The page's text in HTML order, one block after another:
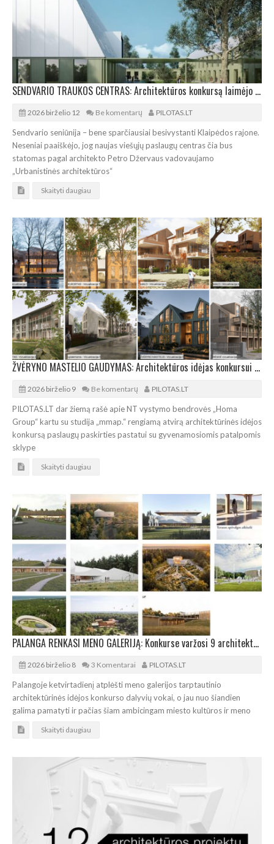
SENDVARIO TRAUKOS CENTRAS: Architektūros konkursą laimėjo Petro Džervaus kolektyvas
2026 birželio 12 Be komentarų PILOTAS.LT
Sendvario seniūnija – bene sparčiausiai besivystanti Klaipėdos rajone.
Neseniai paaiškėjo, jog naujas viešųjų paslaugų centras čia bus
statomas pagal architekto Petro Džervaus vadovaujamo
„Urbanistinės architektūros“
Skaityti daugiau
ŽVĖRYNO MASTELIO GAUDYMAS: Architektūros idėjas konkursui pateikė 8 autorių kolektyvai
2026 birželio 9 Be komentarų PILOTAS.LT
PILOTAS.LT dar žiemą rašė apie NT vystymo bendrovės „Homa
Group“ kartu su studija „mmap.“ rengiamą atvirą architektūrinės idėjos
konkursą paslaugų paskirties pastatui su gyvenamosiomis patalpomis
sklype
Skaityti daugiau
PALANGA RENKASI MENO GALERIJĄ: Konkurse varžosi 9 architektūrinės idėjos
2026 birželio 8 3 Komentarai PILOTAS.LT
Palangoje ketvirtadienį atplėšti meno galerijos tarptautinio
architektūrinės idėjos konkurso dalyvių vokai, o jau nuo šiandien
galima pamatyti ir pačias šiam ambicingam miesto kultūros ir meno
Skaityti daugiau